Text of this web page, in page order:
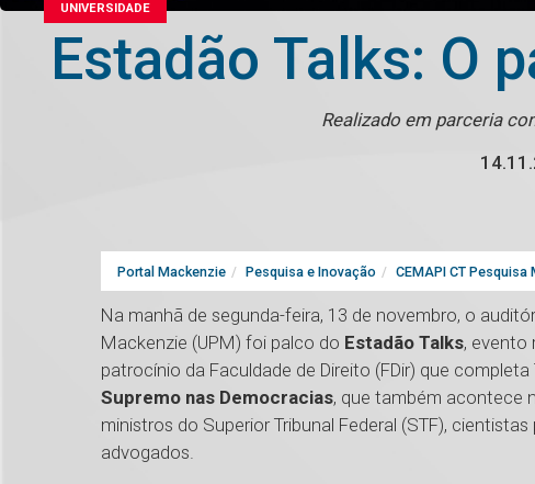
UNIVERSIDADE
Estadão Talks: O
Realizado em parceria
Portal Mackenzie Pesquisa e Inovação CEMAPI CT Pesquisa
Na manhã de segunda-feira, 13 de novembro, o
Mackenzie (UPM) foi palco do Estadão Talks, evento
patrocínio da Faculdade de Direito (FDir) que
Supremo nas Democracias, que também acontece
ministros do Superior Tribunal Federal (STF),
advogados.